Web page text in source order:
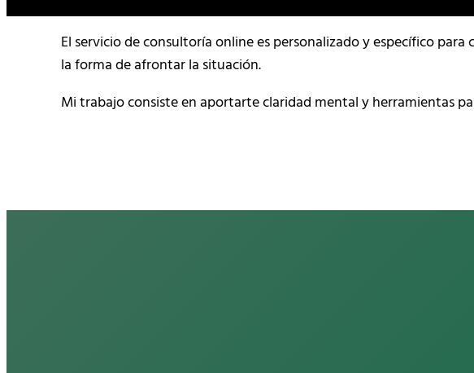
El servicio de consultoría online es personalizado y específico
la forma de afrontar la situación.
Mi trabajo consiste en aportarte claridad mental y herramientas